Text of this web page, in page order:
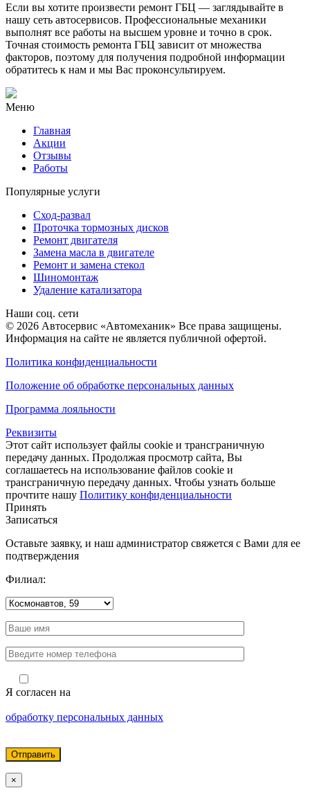
Если вы хотите произвести ремонт ГБЦ — заглядывайте в
нашу сеть автосервисов. Профессиональные механики
выполнят все работы на высшем уровне и точно в срок.
Точная стоимость ремонта ГБЦ зависит от множества
факторов, поэтому для получения подробной информации
обратитесь к нам и мы Вас проконсультируем.
Меню
Главная
Акции
Отзывы
Работы
Популярные услуги
Сход-развал
Проточка тормозных дисков
Ремонт двигателя
Замена масла в двигателе
Ремонт и замена стекол
Шиномонтаж
Удаление катализатора
Наши соц. сети
© 2026 Автосервис «Автомеханик» Все права защищены.
Информация на сайте не является публичной офертой.
Политика конфиденциальности
Положение об обработке персональных данных
Программа лояльности
Реквизиты
Этот сайт использует файлы cookie и трансграничную
передачу данных. Продолжая просмотр сайта, Вы
соглашаетесь на использование файлов cookie и
трансграничную передачу данных. Чтобы узнать больше
прочтите нашу Политику конфиденциальности
Принять
Записаться
Оставьте заявку, и наш администратор свяжется с Вами для ее
подтверждения
Филиал:
Я согласен на
обработку персональных данных
×